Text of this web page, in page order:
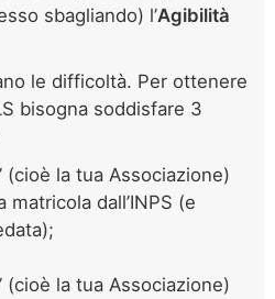
sbagliando) l’Agibilità
le difficoltà. Per ottenere
bisogna soddisfare 3
(cioè la tua Associazione)
dall’INPS (e
(cioè la tua Associazione)